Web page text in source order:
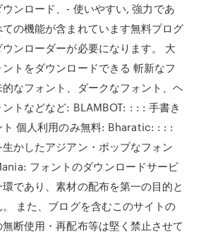
ンロード、- 使いやすい, 強力であ
ての機能が含まれています無料プログ
ンローダーが必要になります。 大
トをダウンロードできる 斬新なフ
なフォント、ダークなフォント、ヘ
トなどなど: BLAMBOT: : : : 手書き
ト 個人利用のみ無料: Bharatic: : : :
かしたアジアン・ポップなフォン
フォントのダウンロードサービ
であり、素材の配布を第一の目的と
。 また、ブログを含むこのサイトの
断使用・再配布等は堅く禁止させて